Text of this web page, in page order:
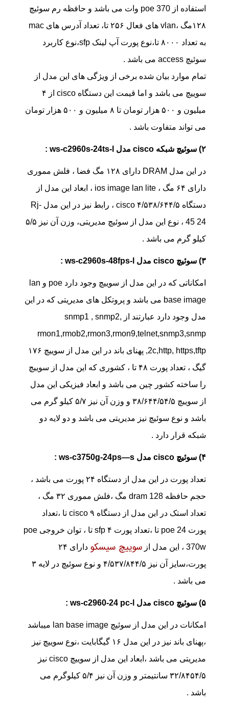
استفاده از poe 370 وات می باشد و حافظه رم سوئیچ
۱۲۸مگ ،vlan های فعال ۲۵۶ تا، تعداد آدرس های mac
به تعداد ۸۰۰۰ تا،نوع پورت آپ لینک sfp،نوع کاربرد
سوئیچ access می باشد .
تمام موارد بیان شده برخی از ویژگی های این مدل از
سوییچ می باشد و اما قیمت این دستگاه cisco از ۴
میلیون و ۵۰۰ هزار تومان تا ۸ میلیون و ۵۰۰ هزار تومان
می تواند متفاوت باشد .
۲) سوئیچ شبکه cisco مدل ws-c2960s-24ts-l :
در این مدل DRAM دارای ۱۲۸ مگ فضا ، فلش مموری
دارای ۶۴ مگ ، ios image lan lite ، ابعاد این مدل از
دستگاه cisco ۴/۵۳۸/۶۴۴/۵ ، رابط نیز در این مدل Rj-
45 24 ، نوع این مدل از سوئیچ مدیریتی، وزن آن نیز ۵/۵
کیلو گرم می باشد .
۳) سوئیچ cisco مدل ws-c2960s-48fps-l :
امکاناتی که در این مدل از سوییچ وجود دارد poe و lan
base image می باشد و پروتکل های مدیریتی که در این
مدل وجود دارد عبارتند از snmp1 , snmp2,
rmon1,rmob2,rmon3,rmon9,telnet,snmp3,snmp
2c,http, https,tftp, پهنای باند در این مدل از سوییچ ۱۷۶
گیگ ، تعداد پورت ۴۸ تا ، کشوری که این مدل از سوییچ
را ساخته کشور چین می باشد و ابعاد فیزیکی این مدل
از سوییچ ۳۸/۶۴۴/۵۴/۵ و وزن آن نیز ۵/۷ کیلو گرم می
باشد و نوع سوئیچ نیز مدیریتی می باشد و دو لایه دو
شبکه قرار دارد .
۴) سوئیچ cisco مدل ws-c3750g-24ps—s :
تعداد پورت در این مدل از دستگاه ۲۴ پورت می باشد ،
حجم حافظه dram 128 مگ ،فلش مموری ۳۲ مگ ،
تعداد استک در این مدل از دستگاه cisco ۹ تا ،تعداد
پورت poe 24 تا ،تعداد پورت sfp ۴ تا ، توان خروجی poe
370w ، این مدل از
سوییچ سیسکو
دارای ۲۴
پورت،سایز آن نیز ۴/۵۳۷/۸۴۴/۵ و نوع سوئیچ در لایه ۳
می باشد .
۵) سوئیچ cisco مدل ws-c2960-24 pc-l :
امکانات در این مدل از سوئیچ lan base image میباشد
،پهنای باند نیز در این مدل ۱۶ گیگابایت ،نوع سوییچ نیز
مدیریتی می باشد ،ابعاد این مدل از سوییچ cisco نیز
۳۲/۸۴۵۴/۵ سانتیمتر و وزن آن نیز ۵/۴ کیلوگرم می
باشد .